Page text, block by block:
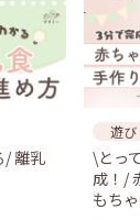
/ 離乳
遊び
\とっ
成！/
もち